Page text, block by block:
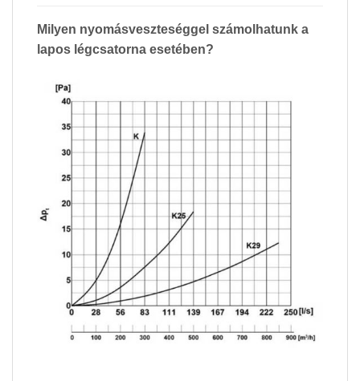
Milyen nyomásveszteséggel számolhatunk a
lapos légcsatorna esetében?